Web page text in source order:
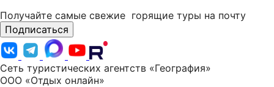
Получайте самые свежие горящие туры на почту
Подписаться
Сеть туристических агентств «География»
ООО «Отдых онлайн»